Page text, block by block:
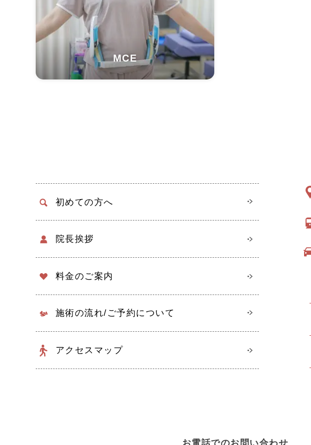
MCE
初めての方へ
院長挨拶
料金のご案内
施術の流れ/ ご予約について
アクセスマップ
お電話でのお問い合わせ